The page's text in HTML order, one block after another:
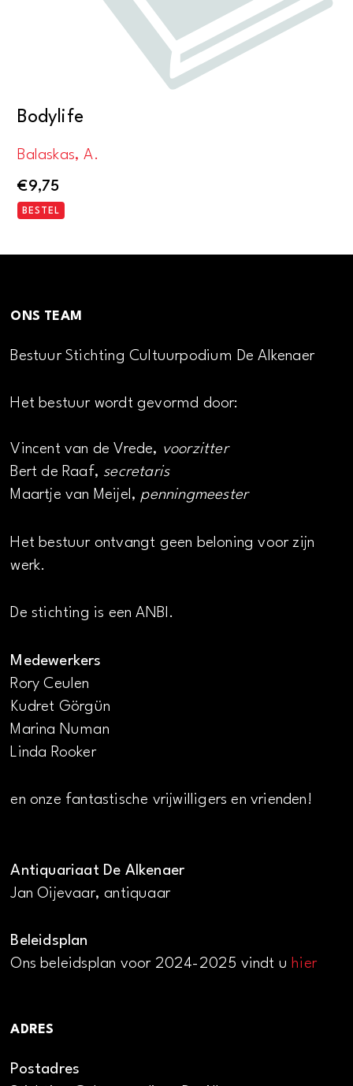
Bodylife
Balaskas, A.
€9,75
BESTEL
ONS TEAM
Bestuur Stichting Cultuurpodium De Alkenaer
Het bestuur wordt gevormd door:
Vincent van de Vrede, voorzitter
Bert de Raaf, secretaris
Maartje van Meijel, penningmeester
Het bestuur ontvangt geen beloning voor zijn
werk.
De stichting is een ANBI.
Medewerkers
Rory Ceulen
Kudret Görgün
Marina Numan
Linda Rooker
en onze fantastische vrijwilligers en vrienden!
Antiquariaat De Alkenaer
Jan Oijevaar, antiquaar
Beleidsplan
Ons beleidsplan voor 2024-2025 vindt uhier
ADRES
Postadres